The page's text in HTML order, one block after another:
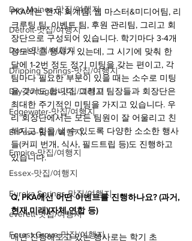
Des Moines-맛집/여행지
Detroit-맛집/여행지
Doral-맛집/여행지
Dripping Springs-맛집/여행지
Dry Tortugas-맛집/여행지
Edgewater-맛집/여행지
El Paso-맛집/여행지
Empire-맛집/여행지
Essex-맛집/여행지
Eureka Springs-맛집/여행지
everett-맛집/여행지
Forest Grove-맛집/여행지
PKA에는 현재 회계팀, 웹 마스터&미디어팀, 리
크루팅 팀, 이벤트 팀, 후원 관리팀, 그리고 회
장단으로 구성되어 있습니다. 학기마다 3-4개
정도의 큰 행사가 있는데, 그 시기에 맞춰 한
달에 1-2번 정도 정기 미팅을 갖는 편이고, 각
팀마다 필요한 부분이 있을 때는 소수로 미팅
을 갖기도 합니다. 그리고 팀장들과 회장단은
최대한 주기적인 미팅을 가지고 있습니다. 우
리 회장단에서는 모든 팀원이 잘 어울리고 친
해지고 힘을 낼 수 있도록 다양한 소소한 행사
들(커피 번개, 식사, 필드트립 등)도 진행하고
있습니다.
Q, PKA에선 어떤 이벤트를 진행하나요? (과거,
현재,미래)(자체,연합 등)
매년 진행해오고 있는 행사로는 학기 초